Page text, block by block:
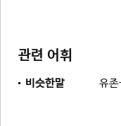
관련 어휘
비슷한말 유